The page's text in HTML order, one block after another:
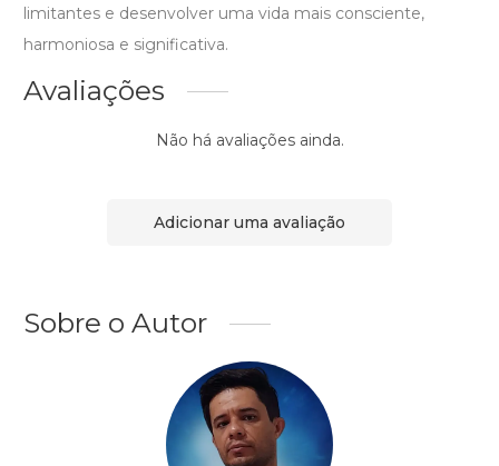
limitantes e desenvolver uma vida mais consciente,
harmoniosa e significativa.
Avaliações
Não há avaliações ainda.
Adicionar uma avaliação
Sobre o Autor